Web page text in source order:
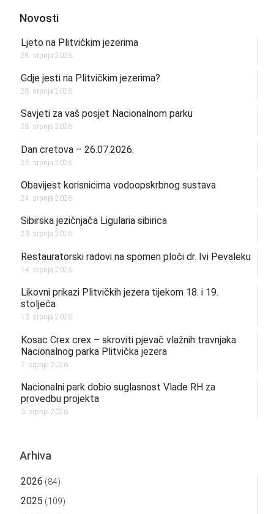
Novosti
Ljeto na Plitvičkim jezerima
28. srpnja 2026.
Gdje jesti na Plitvičkim jezerima?
28. srpnja 2026.
Savjeti za vaš posjet Nacionalnom parku
28. srpnja 2026.
Dan cretova – 26.07.2026.
26. srpnja 2026.
Obavijest korisnicima vodoopskrbnog sustava
24. srpnja 2026.
Sibirska jezičnjača Ligularia sibirica
23. srpnja 2026.
Restauratorski radovi na spomen ploči dr. Ivi Pevaleku
14. srpnja 2026.
Likovni prikazi Plitvičkih jezera tijekom 18. i 19.
stoljeća
13. srpnja 2026.
Kosac Crex crex – skroviti pjevač vlažnih travnjaka
Nacionalnog parka Plitvička jezera
7. srpnja 2026.
Nacionalni park dobio suglasnost Vlade RH za
provedbu projekta
3. srpnja 2026.
Arhiva
2026 (84)
2025 (109)